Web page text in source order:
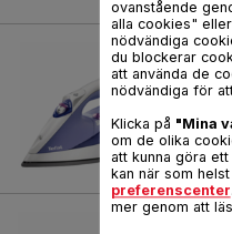
ovanstående
alla cookies"
nödvändiga
du blockerar
att använda de
nödvändiga för
Klicka på "Mina
om de olika
att kunna göra
kan när som
preferenscenter
mer genom att